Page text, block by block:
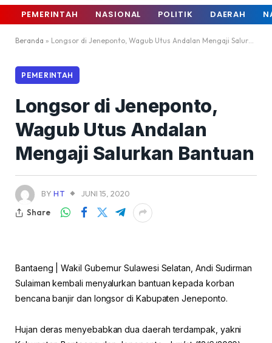
PEMERINTAH NASIONAL POLITIK DAERAH
Beranda » Longsor di Jeneponto, Wagub Utus Andalan Mengaji Salurkan Bantuan
PEMERINTAH
Longsor di Jeneponto,
Wagub Utus Andalan
Mengaji Salurkan Bantuan
BY HT
JUNI 15, 2020
Share
Bantaeng | Wakil Gubernur Sulawesi Selatan, Andi Sudirman
Sulaiman kembali menyalurkan bantuan kepada korban
bencana banjir dan longsor di Kabupaten Jeneponto.
Hujan deras menyebabkan dua daerah terdampak, yakni